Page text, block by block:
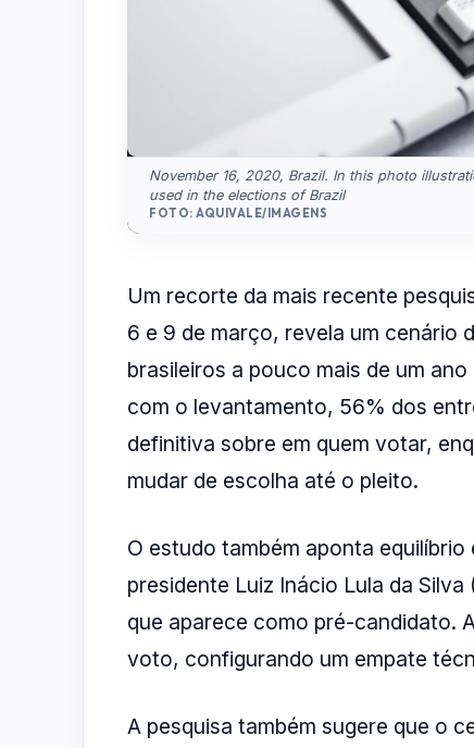
November 16, 2020, Brazil. In this photo
used in the elections of Brazil
FOTO: AQUIVALE/IMAGENS
Um recorte da mais recente
6 e 9 de março, revela um cenário
brasileiros a pouco mais de um
com o levantamento, 56% dos
definitiva sobre em quem votar,
mudar de escolha até o pleito.
O estudo também aponta
presidente Luiz Inácio Lula da
que aparece como pré-candidato.
voto, configurando um empate
A pesquisa também sugere que o